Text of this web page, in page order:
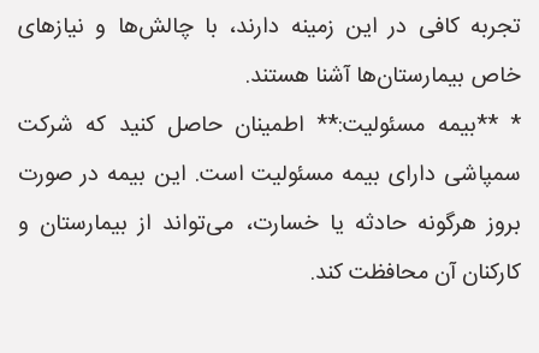
تجربه کافی در این زمینه دارند، با چالش‌ها و نیازهای
خاص بیمارستان‌ها آشنا هستند.
* **بیمه مسئولیت:** اطمینان حاصل کنید که شرکت
سمپاشی دارای بیمه مسئولیت است. این بیمه در صورت
بروز هرگونه حادثه یا خسارت، می‌تواند از بیمارستان و
کارکنان آن محافظت کند.